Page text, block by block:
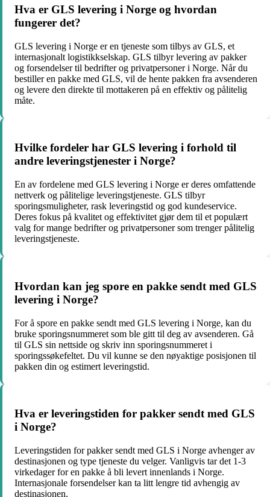
Hva er GLS levering i Norge og hvordan
fungerer det?
GLS levering i Norge er en tjeneste som tilbys av GLS, et
internasjonalt logistikkselskap. GLS tilbyr levering av pakker
og forsendelser til bedrifter og privatpersoner i Norge. Når du
bestiller en pakke med GLS, vil de hente pakken fra avsenderen
og levere den direkte til mottakeren på en effektiv og pålitelig
måte.
Hvilke fordeler har GLS levering i forhold til
andre leveringstjenester i Norge?
En av fordelene med GLS levering i Norge er deres omfattende
nettverk og pålitelige leveringstjeneste. GLS tilbyr
sporingsmuligheter, rask leveringstid og god kundeservice.
Deres fokus på kvalitet og effektivitet gjør dem til et populært
valg for mange bedrifter og privatpersoner som trenger pålitelig
leveringstjeneste.
Hvordan kan jeg spore en pakke sendt med GLS
levering i Norge?
For å spore en pakke sendt med GLS levering i Norge, kan du
bruke sporingsnummeret som ble gitt til deg av avsenderen. Gå
til GLS sin nettside og skriv inn sporingsnummeret i
sporingssøkefeltet. Du vil kunne se den nøyaktige posisjonen til
pakken din og estimert leveringstid.
Hva er leveringstiden for pakker sendt med GLS
i Norge?
Leveringstiden for pakker sendt med GLS i Norge avhenger av
destinasjonen og type tjeneste du velger. Vanligvis tar det 1-3
virkedager for en pakke å bli levert innenlands i Norge.
Internasjonale forsendelser kan ta litt lengre tid avhengig av
destinasjonen.